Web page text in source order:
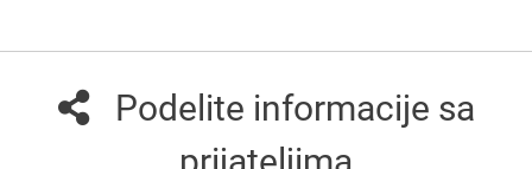
Podelite informacije sa
prijateljima